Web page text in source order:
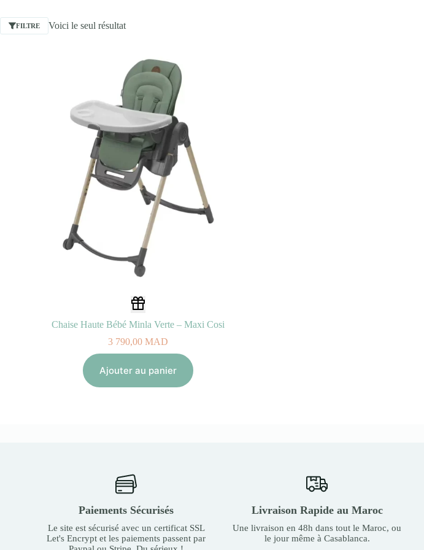
FILTRE Voici le seul résultat
Chaise Haute Bébé Minla Verte – Maxi Cosi
3 790,00MAD
Ajouter au panier
Paiements Sécurisés
Le site est sécurisé avec un certificat SSL
Let's Encrypt et les paiements passent par
Livraison Rapide au Maroc
Une livraison en 48h dans tout le Maroc, ou
le jour même à Casablanca.